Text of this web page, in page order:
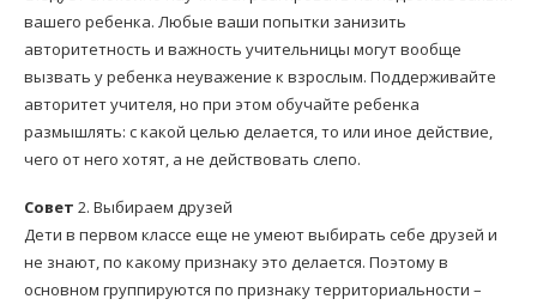
вашего ребенка. Любые ваши попытки занизить
авторитетность и важность учительницы могут вообще
вызвать у ребенка неуважение к взрослым. Поддерживайте
авторитет учителя, но при этом обучайте ребенка
размышлять: с какой целью делается, то или иное действие,
чего от него хотят, а не действовать слепо.
Совет 2. Выбираем друзей
Дети в первом классе еще не умеют выбирать себе друзей и
не знают, по какому признаку это делается. Поэтому в
основном группируются по признаку территориальности –